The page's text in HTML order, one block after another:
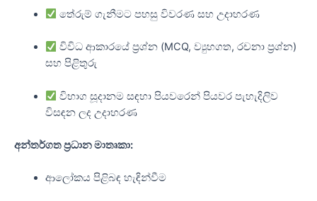
තේරුම් ගැනීමට පහසු විවරණ සහ උදාහරණ
විවිධ ආකාරයේ ප්‍රශ්න (MCQ, ව්‍යුහගත, රචනා ප්‍රශ්න)
සහ පිළිතුරු
විභාග සූදානම සඳහා පියවරෙන් පියවර පැහැදිලිව
විසඳන ලද උදාහරණ
අන්තර්ගත ප්‍රධාන මාතෘකා:
ආලෝකය පිළිබඳ හැඳින්වීම